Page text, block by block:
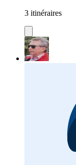
3 itinéraires